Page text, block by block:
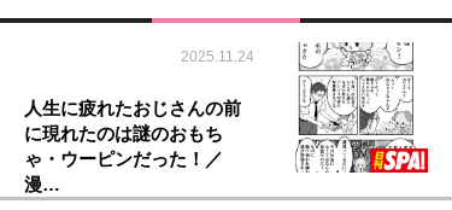
2025.11.24
人生に疲れたおじさんの前
に現れたのは謎のおもち
ゃ・ウーピンだった！／
漫…